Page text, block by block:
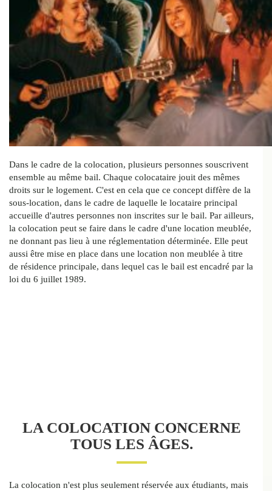
Dans le cadre de la colocation, plusieurs personnes souscrivent
ensemble au même bail. Chaque colocataire jouit des mêmes
droits sur le logement. C'est en cela que ce concept diffère de la
sous-location, dans le cadre de laquelle le locataire principal
accueille d'autres personnes non inscrites sur le bail. Par ailleurs,
la colocation peut se faire dans le cadre d'une location meublée,
ne donnant pas lieu à une réglementation déterminée. Elle peut
aussi être mise en place dans une location non meublée à titre
de résidence principale, dans lequel cas le bail est encadré par la
loi du 6 juillet 1989.
LA COLOCATION CONCERNE
TOUS LES ÂGES.
La colocation n'est plus seulement réservée aux étudiants, mais